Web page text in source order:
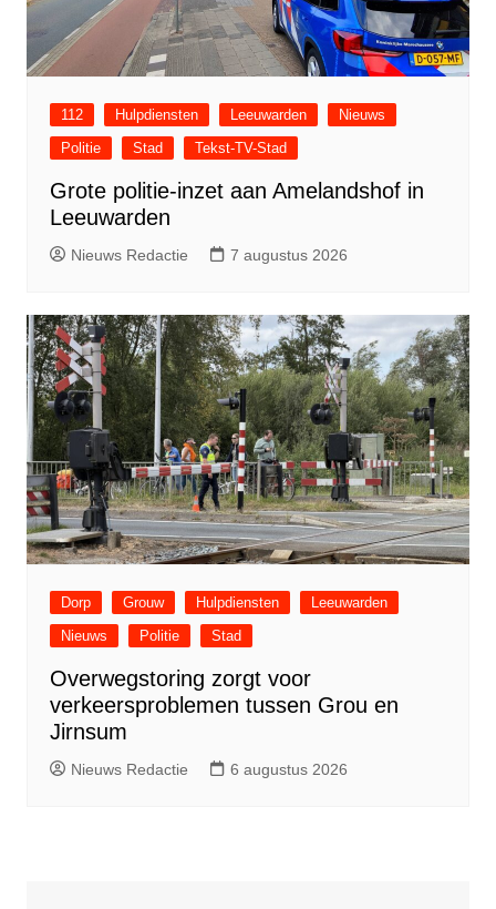
112 Hulpdiensten Leeuwarden
Nieuws
Politie
Stad Tekst-TV-Stad
Grote politie-inzet aan Amelandshof in
Leeuwarden
Nieuws Redactie 7 augustus 2026
Dorp Grouw Hulpdiensten
Leeuwarden
Nieuws
Politie Stad
Overwegstoring zorgt voor
verkeersproblemen tussen Grou en
Jirnsum
Nieuws Redactie 6 augustus 2026